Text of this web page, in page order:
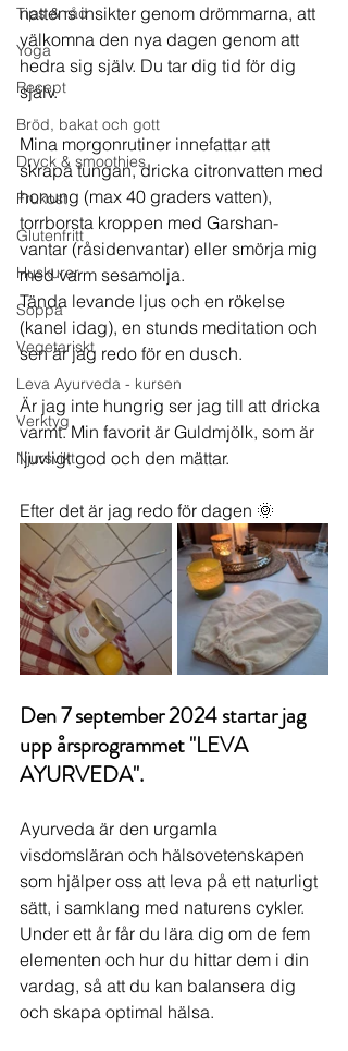
Tips & råd
Yoga
Recept
Bröd, bakat och gott
Dryck & smoothies
Frukost
Glutenfritt
Huskurer
Soppa
Vegetariskt
Leva Ayurveda - kursen
Verktyg
Njursvikt
nattens insikter genom drömmarna, att
välkomna den nya dagen genom att
hedra sig själv. Du tar dig tid för dig
själv.
Mina morgonrutiner innefattar att
skrapa tungan, dricka citronvatten med
honung (max 40 graders vatten),
torrborsta kroppen med Garshan-
vantar (råsidenvantar) eller smörja mig
med varm sesamolja.
Tända levande ljus och en rökelse
(kanel idag), en stunds meditation och
sen är jag redo för en dusch.
Är jag inte hungrig ser jag till att dricka
varmt. Min favorit är Guldmjölk, som är
ljuvligt god och den mättar.
Efter det är jag redo för dagen 🌞
Den 7 september 2024 startar jag
upp årsprogrammet "LEVA
AYURVEDA".
Ayurveda är den urgamla
visdomsläran och hälsovetenskapen
som hjälper oss att leva på ett naturligt
sätt, i samklang med naturens cykler.
Under ett år får du lära dig om de fem
elementen och hur du hittar dem i din
vardag, så att du kan balansera dig
och skapa optimal hälsa.